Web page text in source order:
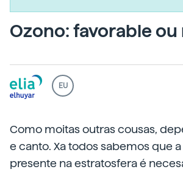
Ozono: favorable ou
EU
Como moitas outras cousas,
e canto. Xa todos sabemos que
presente na estratosfera é